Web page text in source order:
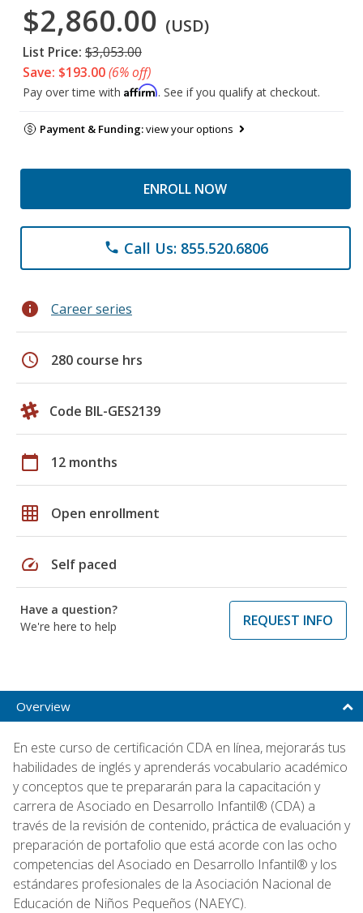
$2,860.00 (USD)
List Price: $3,053.00
Save: $193.00(6% off)
Pay over time with Affirm. See if you qualify at checkout.
Payment & Funding:view your options
ENROLL NOW
phone Call Us: 855.520.6806
info Career series
schedule 280 course hrs
Code BIL-GES2139
calendar_today 12 months
grid_on Open enrollment
speed Self paced
Have a question?
We're here to help
REQUEST INFO
Overview
En este curso de certificación CDA en línea, mejorarás tus
habilidades de inglés y aprenderás vocabulario académico
y conceptos que te prepararán para la capacitación y
carrera de Asociado en Desarrollo Infantil® (CDA) a
través de la revisión de contenido, práctica de evaluación y
preparación de portafolio que está acorde con las ocho
competencias del Asociado en Desarrollo Infantil® y los
estándares profesionales de la Asociación Nacional de
Educación de Niños Pequeños (NAEYC).